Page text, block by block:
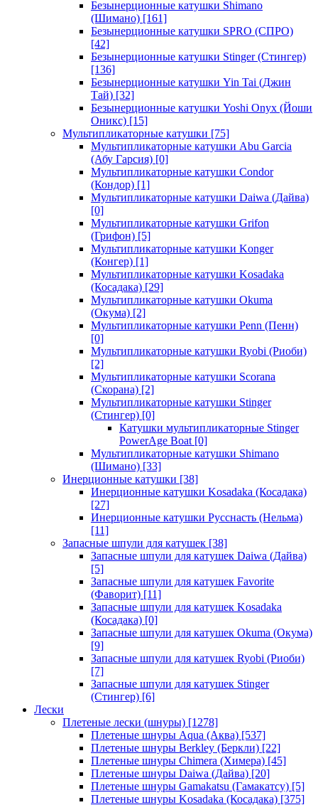
Безынерционные катушки Shimano
(Шимано) [161]
Безынерционные катушки SPRO (СПРО)
[42]
Безынерционные катушки Stinger (Стингер)
[136]
Безынерционные катушки Yin Tai (Джин
Тай) [32]
Безынерционные катушки Yoshi Onyx (Йоши
Оникс) [15]
Мультипликаторные катушки [75]
Мультипликаторные катушки Abu Garcia
(Абу Гарсия) [0]
Мультипликаторные катушки Condor
(Кондор) [1]
Мультипликаторные катушки Daiwa (Дайва)
[0]
Мультипликаторные катушки Grifon
(Грифон) [5]
Мультипликаторные катушки Konger
(Конгер) [1]
Мультипликаторные катушки Kosadaka
(Косадака) [29]
Мультипликаторные катушки Okuma
(Окума) [2]
Мультипликаторные катушки Penn (Пенн)
[0]
Мультипликаторные катушки Ryobi (Риоби)
[2]
Мультипликаторные катушки Scorana
(Скорана) [2]
Мультипликаторные катушки Stinger
(Стингер) [0]
Катушки мультипликаторные Stinger
PowerAge Boat [0]
Мультипликаторные катушки Shimano
(Шимано) [33]
Инерционные катушки [38]
Инерционные катушки Kosadaka (Косадака)
[27]
Инерционные катушки Русснасть (Нельма)
[11]
Запасные шпули для катушек [38]
Запасные шпули для катушек Daiwa (Дайва)
[5]
Запасные шпули для катушек Favorite
(Фаворит) [11]
Запасные шпули для катушек Kosadaka
(Косадака) [0]
Запасные шпули для катушек Okuma (Окума)
[9]
Запасные шпули для катушек Ryobi (Риоби)
[7]
Запасные шпули для катушек Stinger
(Стингер) [6]
Лески
Плетеные лески (шнуры) [1278]
Плетеные шнуры Aqua (Аква) [537]
Плетеные шнуры Berkley (Беркли) [22]
Плетеные шнуры Chimera (Химера) [45]
Плетеные шнуры Daiwa (Дайва) [20]
Плетеные шнуры Gamakatsu (Гамакатсу) [5]
Плетеные шнуры Kosadaka (Косадака) [375]